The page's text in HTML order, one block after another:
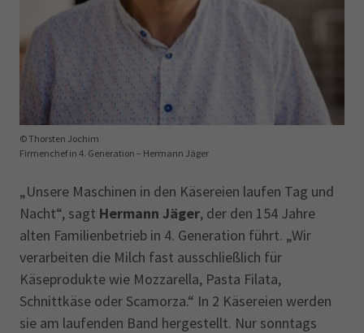
Firmenchef in 4. Generation – Hermann Jäger
© Thorsten Jochim
„Unsere Maschinen in den Käsereien laufen Tag und
Nacht“, sagt Hermann Jäger, der den 154 Jahre
alten Familienbetrieb in 4. Generation führt. „Wir
verarbeiten die Milch fast ausschließlich für
Käseprodukte wie Mozzarella, Pasta Filata,
Schnittkäse oder Scamorza.“ In 2 Käsereien werden
sie am laufenden Band hergestellt. Nur sonntags